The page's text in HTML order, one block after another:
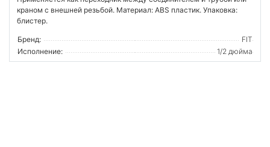
краном с внешней резьбой. Материал: ABS пластик. Упаковка:
блистер.
Бренд:
FIT
Исполнение:
1/2 дюйма